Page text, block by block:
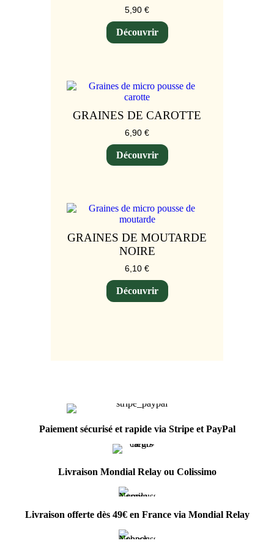
5,90 €
Découvrir
GRAINES DE CAROTTE
6,90 €
Découvrir
GRAINES DE MOUTARDE
NOIRE
6,10 €
Découvrir
Paiement sécurisé et rapide via Stripe et PayPal
Livraison Mondial Relay ou Colissimo
Livraison offerte dès 49€ en France via Mondial Relay